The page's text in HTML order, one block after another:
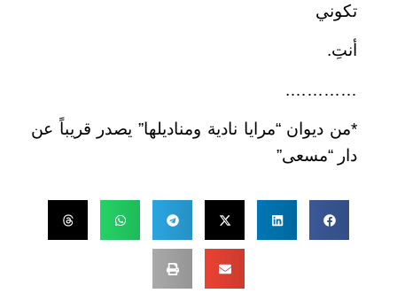
تكوني
أنتِ.
………….
*من ديوان “مرايا نادية ومناديلها” يصدر قريباً عن
دار “مسعى”